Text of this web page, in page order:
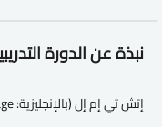
نبذة عن الدورة